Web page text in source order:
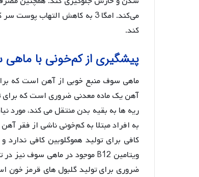
می‌کند. امگا 3 به کاهش
کند.
پیشگیری از کم‌خونی با
ماهی سوف منبع خوبی از آهن است که
آهن یک ماده معدنی ضروری است که برای
ریه ها به بقیه بدن منتقل می کند،
به افراد مبتلا به کم‌خونی ناشی از
کافی برای تولید هموگلوبین کافی
ضروری برای تولید گلبول های قرمز خون